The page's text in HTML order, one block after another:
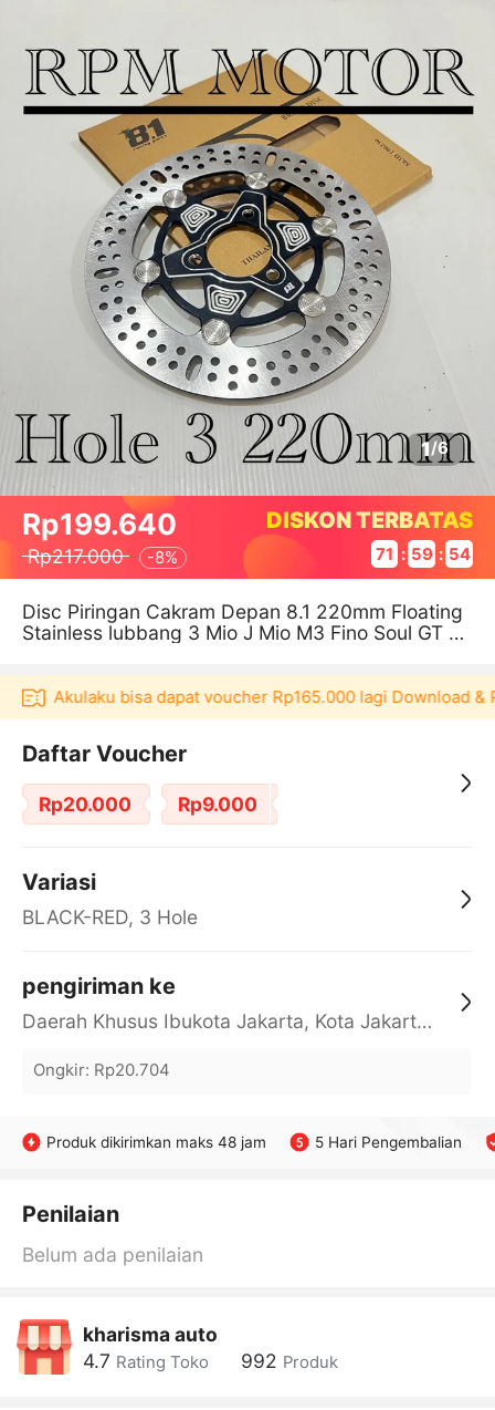
1/6
Rp199.640
Rp217.000 -8%
DISKON TERBATAS
71 : 59 : 54
Disc Piringan Cakram Depan 8.1 220mm Floating
Stainless lubbang 3 Mio J Mio M3 Fino Soul GT Mi
Akulaku bisa dapat voucher Rp165.000 lagi Download &
Daftar Voucher
Rp20.000 Rp9.000
Variasi
BLACK-RED, 3 Hole
pengiriman ke
Daerah Khusus Ibukota Jakarta, Kota Jakarta Barat, Cengkareng, yy
Ongkir: Rp20.704
Produk dikirimkan maks 48 jam 5 Hari Pengembalian
Penilaian
Belum ada penilaian
kharisma auto
4.7 Rating Toko 992 Produk